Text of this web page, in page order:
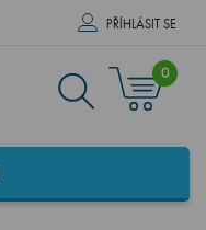
PŘÍHLÁSIT SE
0